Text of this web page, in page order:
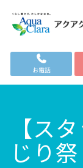
お電話
【ス
じり祭